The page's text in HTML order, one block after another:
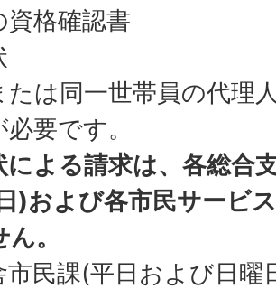
資格確認書
たは同一世帯員の代理
要です。
による請求は、各総合
)および各市民サービ
。
市民課(平日および日曜